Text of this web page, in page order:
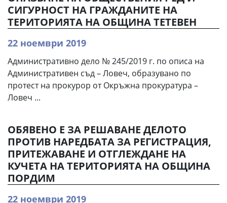
СИГУРНОСТ НА ГРАЖДАНИТЕ НА
ТЕРИТОРИЯТА НА ОБЩИНА ТЕТЕВЕН
22 ноември 2019
Административно дело № 245/2019 г. по описа на
Административен съд – Ловеч, образувано по
протест на прокурор от Окръжна прокуратура –
Ловеч ...
ОБЯВЕНО Е ЗА РЕШАВАНЕ ДЕЛОТО
ПРОТИВ НАРЕДБАТА ЗА РЕГИСТРАЦИЯ,
ПРИТЕЖАВАНЕ И ОТГЛЕЖДАНЕ НА
КУЧЕТА НА ТЕРИТОРИЯТА НА ОБЩИНА
ПОРДИМ
22 ноември 2019